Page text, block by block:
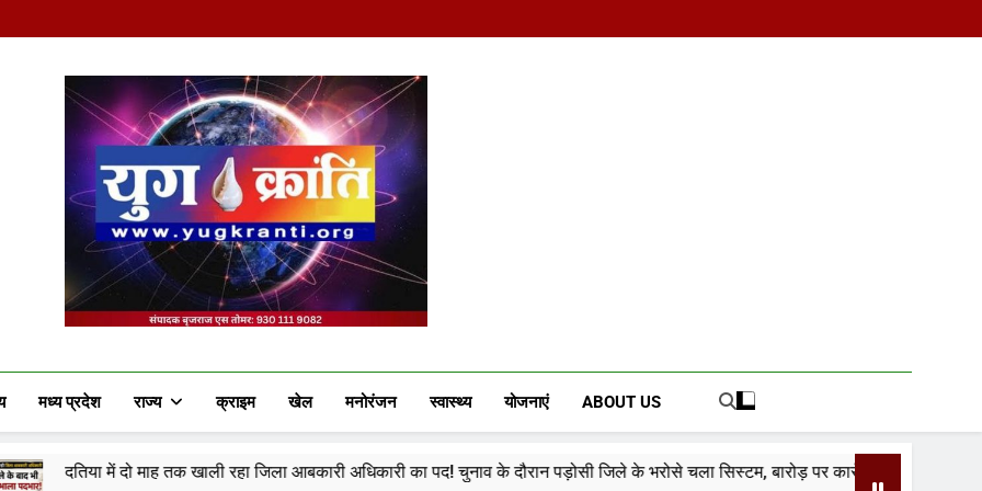
Yug Kranti | Trusted News Portal
मध्य प्रदेश राज्य क्राइम खेल मनोरंजन स्वास्थ्य योजनाएं ABOUT US
में दो माह तक खाली रहा जिला आबकारी अधिकारी का पद! चुनाव के दौरान पड़ोसी जिले के भरोसे चला सिस्टम, बारोड़ पर कार्रवाई की मांग